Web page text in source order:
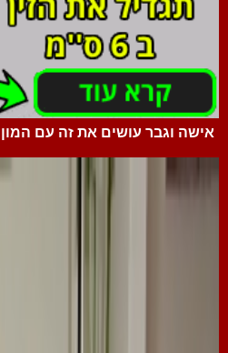
אישה וגבר עושים את זה עם